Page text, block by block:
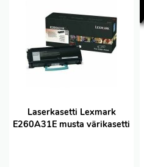
Laserkasetti Lexmark
E260A31E musta värikasetti